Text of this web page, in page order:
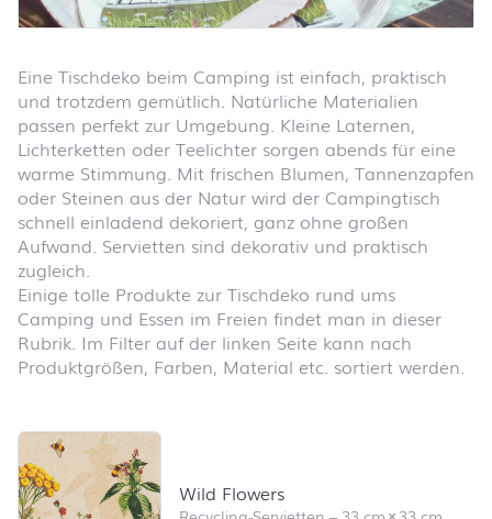
Eine Tischdeko beim Camping ist einfach, praktisch
und trotzdem gemütlich. Natürliche Materialien
passen perfekt zur Umgebung. Kleine Laternen,
Lichterketten oder Teelichter sorgen abends für eine
warme Stimmung. Mit frischen Blumen, Tannenzapfen
oder Steinen aus der Natur wird der Campingtisch
schnell einladend dekoriert, ganz ohne großen
Aufwand. Servietten sind dekorativ und praktisch
zugleich.
Einige tolle Produkte zur Tischdeko rund ums
Camping und Essen im Freien findet man in dieser
Rubrik. Im Filter auf der linken Seite kann nach
Produktgrößen, Farben, Material etc. sortiert werden.
Produktliste überspringen und zum Filter springen
Wild Flowers